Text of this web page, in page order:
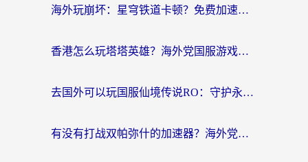
海外玩崩坏：星穹铁道卡顿？免费加速器推荐+3款热门国服游戏流畅攻略
香港怎么玩塔塔英雄？海外党国服游戏加速避坑指南（附3个热门游戏实测）
去国外可以玩国服仙境传说RO：守护永恒的爱吗？海外党亲测的解决方案
有没有打战双帕弥什的加速器？海外党国服畅玩终极指南（附象棋链接失败解决+iOS免费选择）